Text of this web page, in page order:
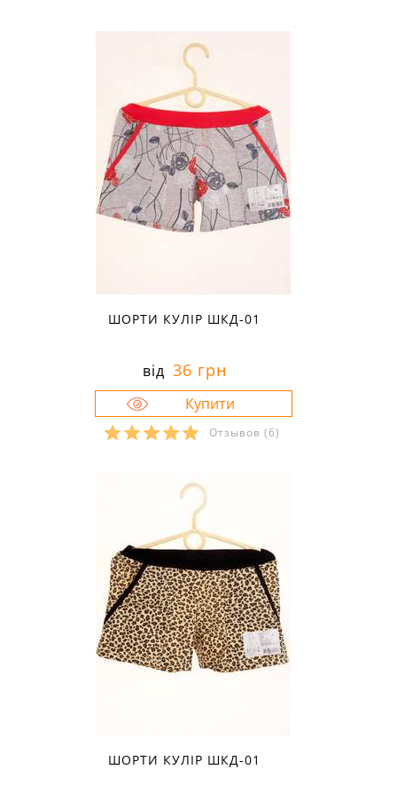
34
ШОРТИ КУЛІР ШКД-01
від 36 грн
Отзывов (6)
34
ШОРТИ КУЛІР ШКД-01